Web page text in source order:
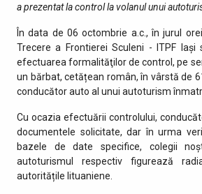
a prezentat la control la volanul unui
În data de 06 octombrie a.c., în jurul
Trecere a Frontierei Sculeni - ITPF
efectuarea formalităţilor de control, pe
un bărbat, cetățean român, în vârstă de
conducător auto al unui autoturism
Cu ocazia efectuării controlului,
documentele solicitate, dar în urma
bazele de date specifice, colegii
autoturismul respectiv figurează
autoritățile lituaniene.